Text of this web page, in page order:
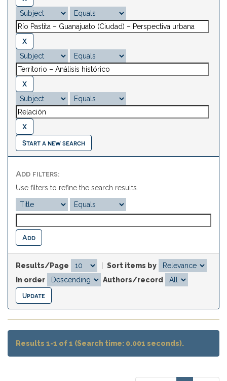
Start a new search
Add filters:
Use filters to refine the search results.
Results/Page
Sort items by
In order
Authors/record
Results 1-1 of 1 (Search time: 0.001 seconds).